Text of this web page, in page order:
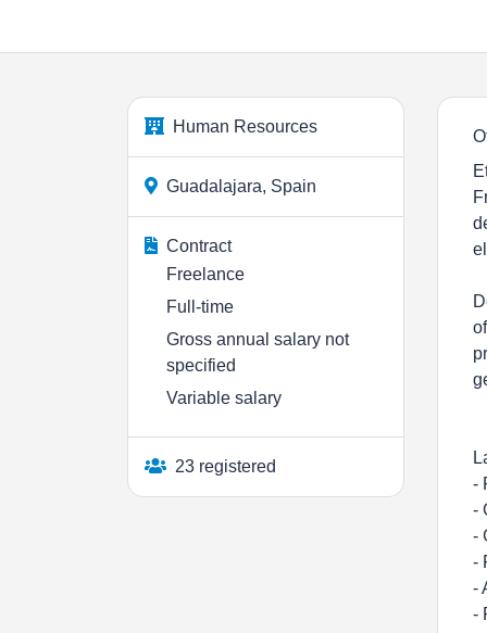
Human Resources
Guadalajara, Spain
Contract
Freelance
Full-time
Gross annual salary not
specified
Variable salary
23 registered
-
-
-
-
-
-